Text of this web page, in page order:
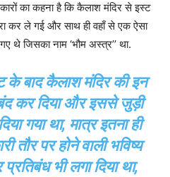
का कहना है कि कैलाश मंदिर से इस्ट
कर ले गई और साथ ही वहाँ से एक ऐसा
थे जिसका नाम ‘भौम अस्त्र’’ था.
के बाद कैलाश मंदिर की इन
कर दिया और इससे जुड़ी
गया था, मात्र इतना ही
तौर पर होने वाली भविष्य
प्रतिबंध भी लगा दिया था,